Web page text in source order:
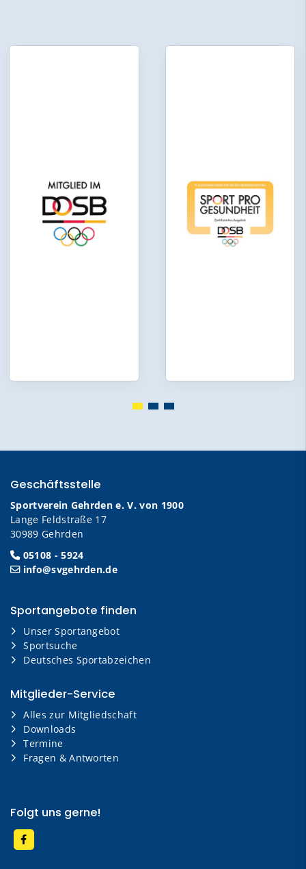
Geschäftsstelle
Sportverein Gehrden e. V. von 1900
Lange Feldstraße 17
30989 Gehrden
05108 - 5924
info@svgehrden.de
Sportangebote finden
Unser Sportangebot
Sportsuche
Deutsches Sportabzeichen
Mitglieder-Service
Alles zur Mitgliedschaft
Downloads
Termine
Fragen & Antworten
Folgt uns gerne!